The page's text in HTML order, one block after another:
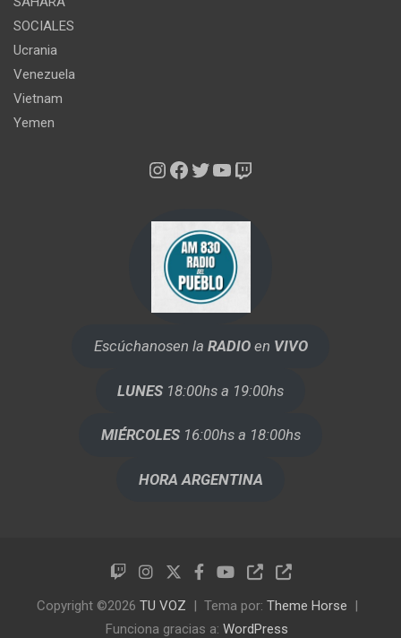
SOCIALES
Ucrania
Venezuela
Vietnam
Yemen
Instagram
Facebook
Twitter
YouTube
Twitch
Escúchanosen la RADIOen VIVO
LUNES 18:00hs a 19:00hs
MIÉRCOLES16:00hs a 18:00hs
HORA ARGENTINA
Copyright ©2026 TU VOZ Tema por: Theme Horse
Funciona gracias a: WordPress